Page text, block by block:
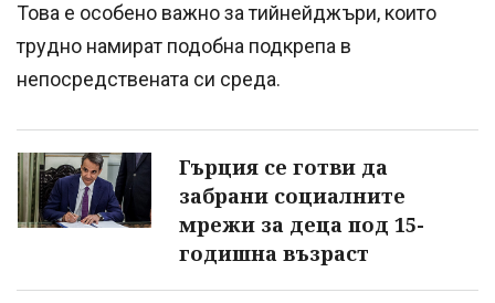
Това е особено важно за тийнейджъри, които
трудно намират подобна подкрепа в
непосредствената си среда.
Гърция се готви да
забрани социалните
мрежи за деца под 15-
годишна възраст